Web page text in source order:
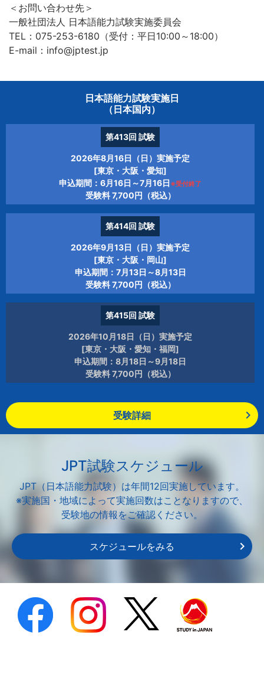
＜お問い合わせ先＞
一般社団法人 日本語能力試験実施委員会
TEL：075-253-6180（受付：平日10:00～18:00）
E-mail：info@jptest.jp
日本語能力試験実施日
（日本国内）
第413回 試験
2026年8月16日（日）実施予定
[東京・大阪・愛知]
申込期間：6月16日～7月16日 ※受付終了
受験料 7,700円（税込）
第414回 試験
2026年9月13日（日）実施予定
[東京・大阪・岡山]
申込期間：7月13日～8月13日
受験料 7,700円（税込）
第415回 試験
2026年10月18日（日）実施予定
[東京・大阪・愛知・福岡]
申込期間：8月18日～9月18日
受験料 7,700円（税込）
受験詳細
JPT試験スケジュール
JPT（日本語能力試験）は年間12回実施しています。
※実施国・地域によって実施回数はことなりますので、
受験地の情報をご確認ください。
スケジュールをみる